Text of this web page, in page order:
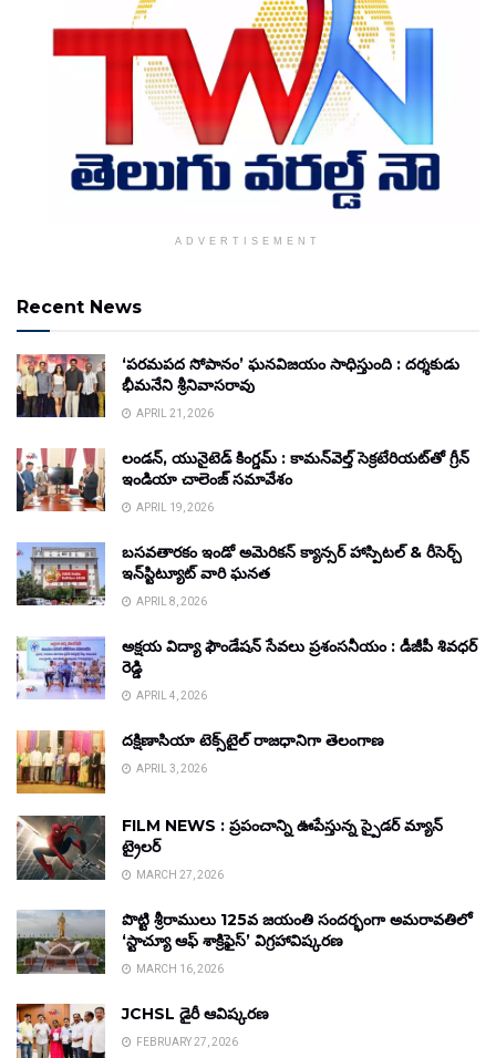
ADVERTISEMENT
Recent News
‘పరమపద సోపానం’ ఘనవిజయం సాధిస్తుంది : దర్శకుడు
భీమనేని శ్రీనివాసరావు
APRIL 21, 2026
లండన్, యునైటెడ్ కింగ్డమ్ : కామన్‌వెల్త్ సెక్రటేరియట్‌తో గ్రీన్
ఇండియా చాలెంజ్ సమావేశం
APRIL 19, 2026
బసవతారకం ఇండో అమెరికన్ క్యాన్సర్ హాస్పిటల్ & రీసెర్చ్
ఇన్‌స్టిట్యూట్ వారి ఘనత
APRIL 8, 2026
అక్షయ విద్యా ఫౌండేషన్ సేవలు ప్రశంసనీయం : డీజీపీ శివధర్
రెడ్డి
APRIL 4, 2026
దక్షిణాసియా టెక్స్‌టైల్ రాజధానిగా తెలంగాణ
APRIL 3, 2026
FILM NEWS : ప్రపంచాన్ని ఊపేస్తున్న స్పైడర్ మ్యాన్
ట్రైలర్
MARCH 27, 2026
పొట్టి శ్రీరాములు 125వ జయంతి సందర్భంగా అమరావతిలో
‘స్టాచ్యూ ఆఫ్ శాక్రిఫైస్’ విగ్రహావిష్కరణ
MARCH 16, 2026
JCHSL డైరీ ఆవిష్కరణ
FEBRUARY 27, 2026